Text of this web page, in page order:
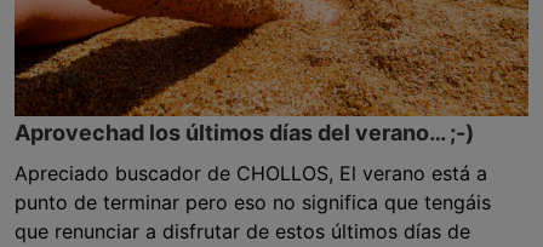
Aprovechad los últimos días del verano… ;-)
Apreciado buscador de CHOLLOS, El verano está a
punto de terminar pero eso no significa que tengáis
que renunciar a disfrutar de estos últimos días de